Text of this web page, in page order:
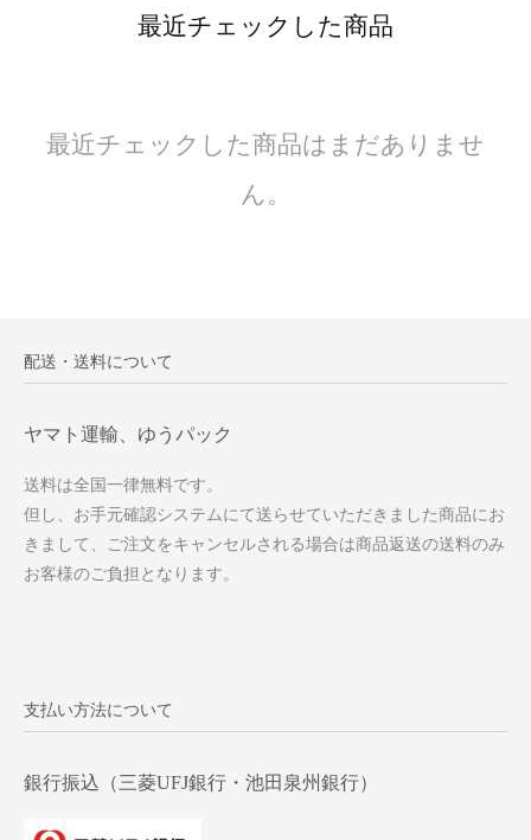
最近チェックした商品
最近チェックした商品はまだありませ
ん。
配送・送料について
ヤマト運輸、ゆうパック
送料は全国一律無料です。
但し、お手元確認システムにて送らせていただきました商品にお
きまして、ご注文をキャンセルされる場合は商品返送の送料のみ
お客様のご負担となります。
支払い方法について
銀行振込（三菱UFJ銀行・池田泉州銀行）